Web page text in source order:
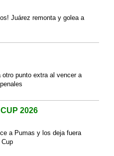
Juárez remonta y golea a
otro punto extra al vencer a
2026
a Pumas y los deja fuera